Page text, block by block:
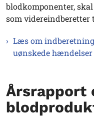
blodkomponenter,
som videreindberetter
Læs om
uønskede hændelser
Årsrapport